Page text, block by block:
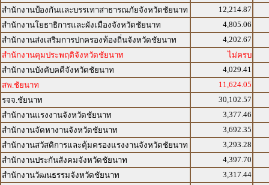
สำนักงานป้องกันและบรรเทาสาธารณภัยจังหวัดชัยนาท
12,214.87
สำนักงานโยธาธิการและผังเมืองจังหวัดชัยนาท
4,805.06
สำนักงานส่งเสริมการปกครองท้องถิ่นจังหวัดชัยนาท
4,202.67
สำนักงานคุมประพฤติจังหวัดชัยนาท
ไม่ครบ
สำนักงานบังคับคดีจังหวัดชัยนาท
4,029.41
สพ.ชัยนาท
11,624.05
รจจ.ชัยนาท
30,102.57
สำนักงานแรงงานจังหวัดชัยนาท
3,377.46
สำนักงานจัดหางานจังหวัดชัยนาท
3,692.35
สำนักงานสวัสดิการและคุ้มครองแรงงานจังหวัดชัยนาท
3,293.28
สำนักงานประกันสังคมจังหวัดชัยนาท
4,397.70
สำนักงานวัฒนธรรมจังหวัดชัยนาท
3,317.44